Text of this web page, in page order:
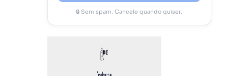
🔒 Sem spam. Cancele quando quiser.